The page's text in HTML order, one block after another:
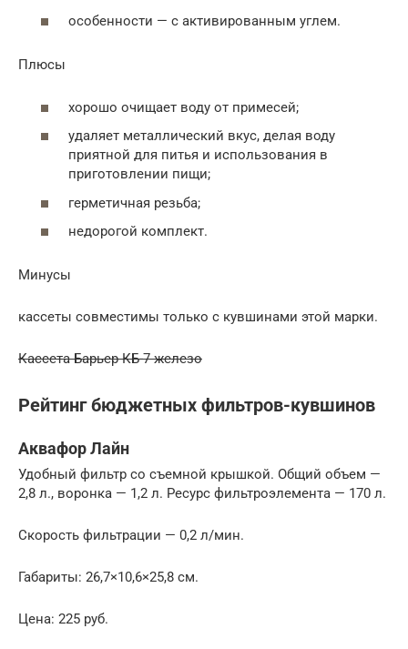
особенности — с активированным углем.
Плюсы
хорошо очищает воду от примесей;
удаляет металлический вкус, делая воду
приятной для питья и использования в
приготовлении пищи;
герметичная резьба;
недорогой комплект.
Минусы
кассеты совместимы только с кувшинами этой марки.
Кассета Барьер КБ-7 железо
Рейтинг бюджетных фильтров-кувшинов
Аквафор Лайн
Удобный фильтр со съемной крышкой. Общий объем —
2,8 л., воронка — 1,2 л. Ресурс фильтроэлемента — 170 л.
Скорость фильтрации — 0,2 л/мин.
Габариты: 26,7×10,6×25,8 см.
Цена: 225 руб.